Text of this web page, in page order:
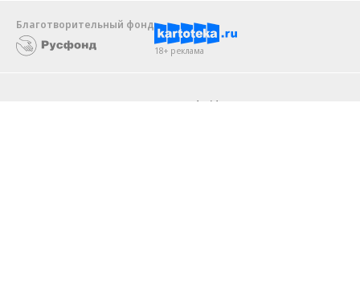
Благотворительный фонд
18+ реклама
Android